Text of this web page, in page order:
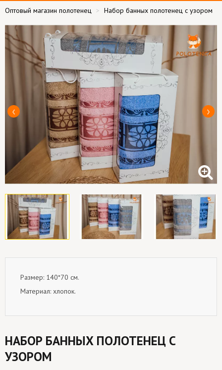
Оптовый магазин полотенец Набор банных полотенец с узором
Размер: 140*70 см.
Материал: хлопок.
НАБОР БАННЫХ ПОЛОТЕНЕЦ С
УЗОРОМ